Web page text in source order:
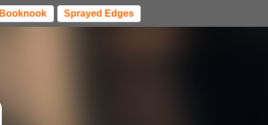
Booknook Sprayed Edges